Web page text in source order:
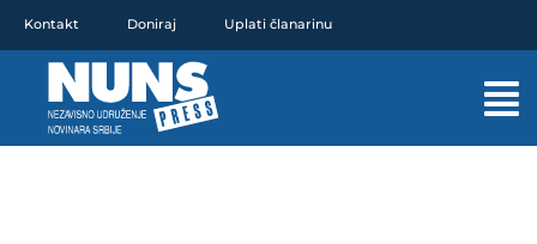
sadržaj
Kontakt Doniraj Uplati članarinu